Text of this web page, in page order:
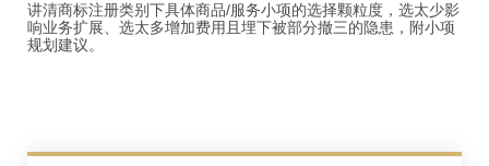
讲清商标注册类别下具体商品/服务小项的选择颗粒度，选太少影
响业务扩展、选太多增加费用且埋下被部分撤三的隐患，附小项
规划建议。